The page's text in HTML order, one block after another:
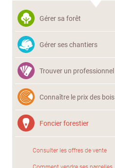
Gérer sa forêt
Gérer ses chantiers
Trouver un professionnel
Connaître le prix des bois
Foncier forestier
Consulter les offres de vente